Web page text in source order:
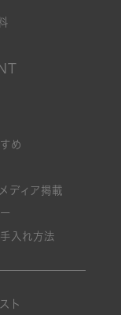
め
ディア掲載
入れ方法
ト